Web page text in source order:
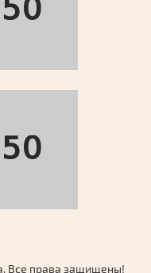
Все права защищены!